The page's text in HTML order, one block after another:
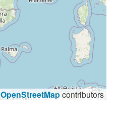
OpenStreetMap contributors